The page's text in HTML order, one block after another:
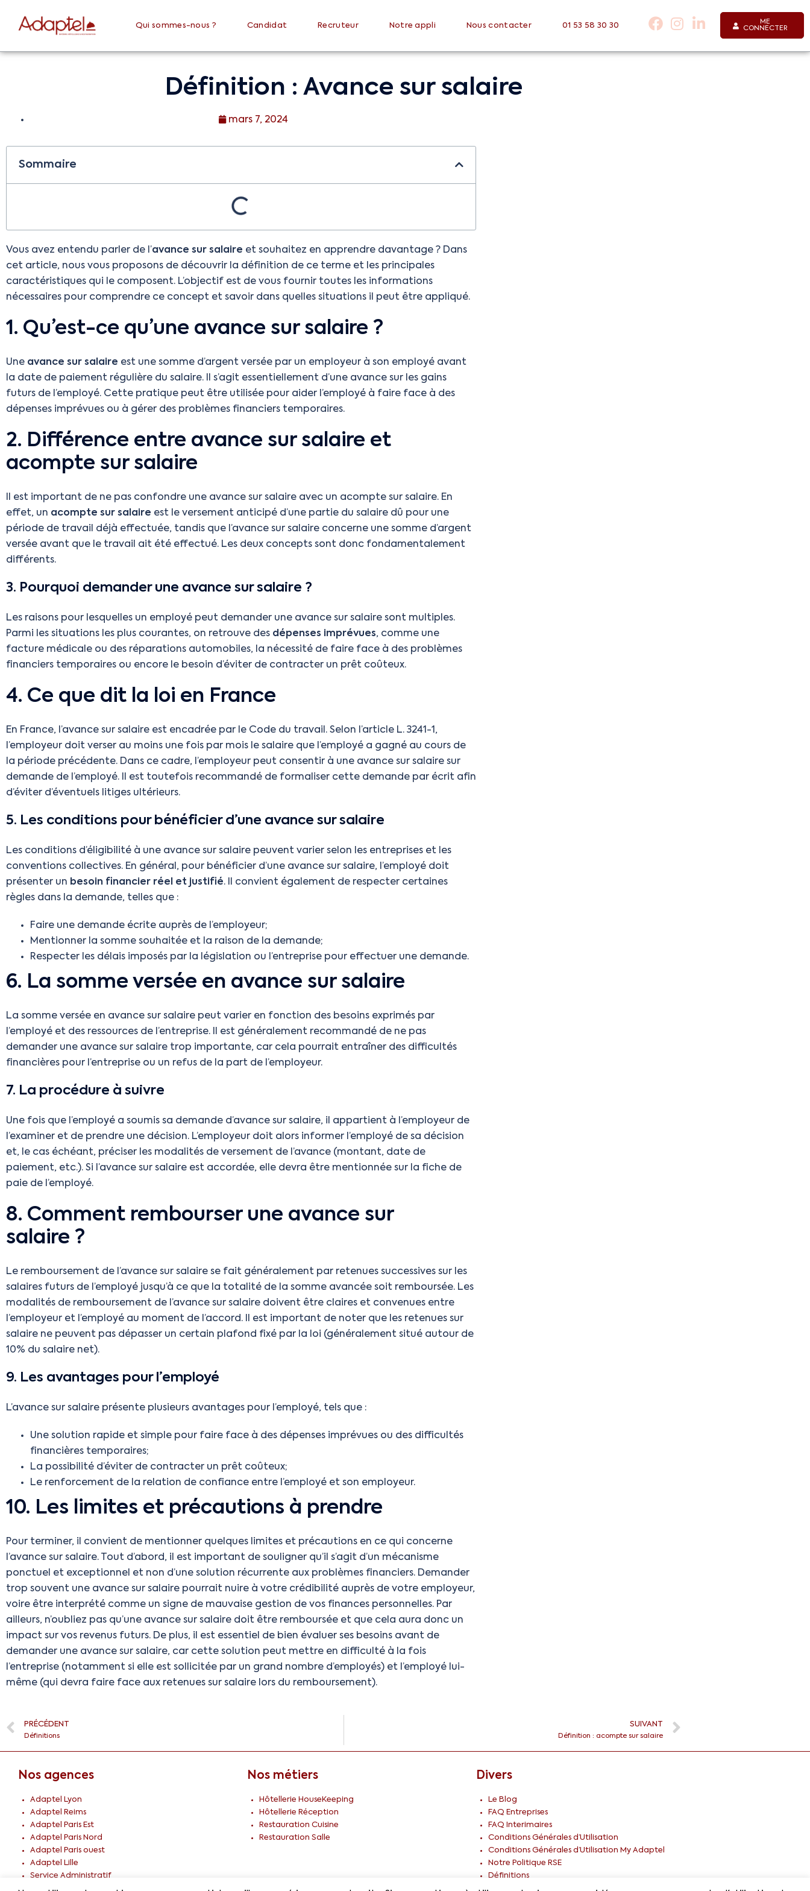
Qui sommes-nous ? Candidat Recruteur Notre appli Nous contacter 01 53 58 30 30
ME
CONNECTER
Définition : Avance sur salaire
mars 7, 2024
Sommaire
Vous avez entendu parler de l’avance sur salaire et souhaitez en apprendre davantage ? Dans
cet article, nous vous proposons de découvrir la définition de ce terme et les principales
caractéristiques qui le composent. L’objectif est de vous fournir toutes les informations
nécessaires pour comprendre ce concept et savoir dans quelles situations il peut être appliqué.
1. Qu’est-ce qu’une avance sur salaire ?
Une avance sur salaire est une somme d’argent versée par un employeur à son employé avant
la date de paiement régulière du salaire. Il s’agit essentiellement d’une avance sur les gains
futurs de l’employé. Cette pratique peut être utilisée pour aider l’employé à faire face à des
dépenses imprévues ou à gérer des problèmes financiers temporaires.
2. Différence entre avance sur salaire et
acompte sur salaire
Il est important de ne pas confondre une avance sur salaire avec un acompte sur salaire. En
effet, un acompte sur salaire est le versement anticipé d’une partie du salaire dû pour une
période de travail déjà effectuée, tandis que l’avance sur salaire concerne une somme d’argent
versée avant que le travail ait été effectué. Les deux concepts sont donc fondamentalement
différents.
3. Pourquoi demander une avance sur salaire ?
Les raisons pour lesquelles un employé peut demander une avance sur salaire sont multiples.
Parmi les situations les plus courantes, on retrouve des dépenses imprévues, comme une
facture médicale ou des réparations automobiles, la nécessité de faire face à des problèmes
financiers temporaires ou encore le besoin d’éviter de contracter un prêt coûteux.
4. Ce que dit la loi en France
En France, l’avance sur salaire est encadrée par le Code du travail. Selon l’article L. 3241-1,
l’employeur doit verser au moins une fois par mois le salaire que l’employé a gagné au cours de
la période précédente. Dans ce cadre, l’employeur peut consentir à une avance sur salaire sur
demande de l’employé. Il est toutefois recommandé de formaliser cette demande par écrit afin
d’éviter d’éventuels litiges ultérieurs.
5. Les conditions pour bénéficier d’une avance sur salaire
Les conditions d’éligibilité à une avance sur salaire peuvent varier selon les entreprises et les
conventions collectives. En général, pour bénéficier d’une avance sur salaire, l’employé doit
présenter un besoin financier réel et justifié. Il convient également de respecter certaines
règles dans la demande, telles que :
Faire une demande écrite auprès de l’employeur;
Mentionner la somme souhaitée et la raison de la demande;
Respecter les délais imposés par la législation ou l’entreprise pour effectuer une demande.
6. La somme versée en avance sur salaire
La somme versée en avance sur salaire peut varier en fonction des besoins exprimés par
l’employé et des ressources de l’entreprise. Il est généralement recommandé de ne pas
demander une avance sur salaire trop importante, car cela pourrait entraîner des difficultés
financières pour l’entreprise ou un refus de la part de l’employeur.
7. La procédure à suivre
Une fois que l’employé a soumis sa demande d’avance sur salaire, il appartient à l’employeur de
l’examiner et de prendre une décision. L’employeur doit alors informer l’employé de sa décision
et, le cas échéant, préciser les modalités de versement de l’avance (montant, date de
paiement, etc.). Si l’avance sur salaire est accordée, elle devra être mentionnée sur la fiche de
paie de l’employé.
8. Comment rembourser une avance sur
salaire ?
Le remboursement de l’avance sur salaire se fait généralement par retenues successives sur les
salaires futurs de l’employé jusqu’à ce que la totalité de la somme avancée soit remboursée. Les
modalités de remboursement de l’avance sur salaire doivent être claires et convenues entre
l’employeur et l’employé au moment de l’accord. Il est important de noter que les retenues sur
salaire ne peuvent pas dépasser un certain plafond fixé par la loi (généralement situé autour de
10% du salaire net).
9. Les avantages pour l’employé
L’avance sur salaire présente plusieurs avantages pour l’employé, tels que :
Une solution rapide et simple pour faire face à des dépenses imprévues ou des difficultés
financières temporaires;
La possibilité d’éviter de contracter un prêt coûteux;
Le renforcement de la relation de confiance entre l’employé et son employeur.
10. Les limites et précautions à prendre
Pour terminer, il convient de mentionner quelques limites et précautions en ce qui concerne
l’avance sur salaire. Tout d’abord, il est important de souligner qu’il s’agit d’un mécanisme
ponctuel et exceptionnel et non d’une solution récurrente aux problèmes financiers. Demander
trop souvent une avance sur salaire pourrait nuire à votre crédibilité auprès de votre employeur,
voire être interprété comme un signe de mauvaise gestion de vos finances personnelles. Par
ailleurs, n’oubliez pas qu’une avance sur salaire doit être remboursée et que cela aura donc un
impact sur vos revenus futurs. De plus, il est essentiel de bien évaluer ses besoins avant de
demander une avance sur salaire, car cette solution peut mettre en difficulté à la fois
l’entreprise (notamment si elle est sollicitée par un grand nombre d’employés) et l’employé lui-
même (qui devra faire face aux retenues sur salaire lors du remboursement).
PRÉCÉDENT
Définitions
SUIVANT
Définition : acompte sur salaire
Nos agences
Adaptel Lyon
Adaptel Reims
Adaptel Paris Est
Adaptel Paris Nord
Adaptel Paris ouest
Adaptel Lille
Service Administratif
Nos métiers
Hôtellerie HouseKeeping
Hôtellerie Réception
Restauration Cuisine
Restauration Salle
Divers
Le Blog
FAQ Entreprises
FAQ Interimaires
Conditions Générales d’Utilisation
Conditions Générales d’Utilisation My Adaptel
Notre Politique RSE
Définitions